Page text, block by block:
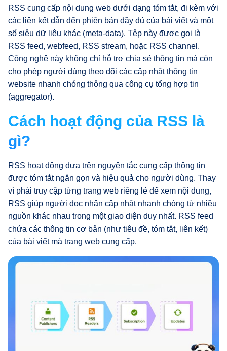
RSS cung cấp nội dung web dưới dạng tóm tắt, đi kèm với
các liên kết dẫn đến phiên bản đầy đủ của bài viết và một
số siêu dữ liệu khác (meta-data). Tệp này được gọi là
RSS feed, webfeed, RSS stream, hoặc RSS channel.
Công nghệ này không chỉ hỗ trợ chia sẻ thông tin mà còn
cho phép người dùng theo dõi các cập nhật thông tin
website nhanh chóng thông qua công cụ tổng hợp tin
(aggregator).
Cách hoạt động của RSS là
gì?
RSS hoạt động dựa trên nguyên tắc cung cấp thông tin
được tóm tắt ngắn gọn và hiệu quả cho người dùng. Thay
vì phải truy cập từng trang web riêng lẻ để xem nội dung,
RSS giúp người đọc nhận cập nhật nhanh chóng từ nhiều
nguồn khác nhau trong một giao diện duy nhất. RSS feed
chứa các thông tin cơ bản (như tiêu đề, tóm tắt, liên kết)
của bài viết mà trang web cung cấp.